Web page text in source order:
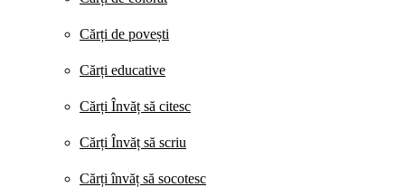
Cărți de povești
Cărți educative
Cărți Învăț să citesc
Cărți Învăț să scriu
Cărți învăț să socotesc